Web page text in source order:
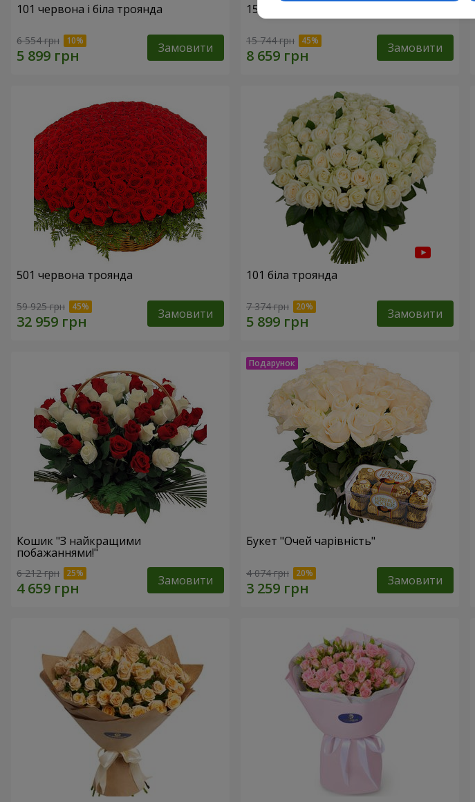
101 червона і біла троянда
6 554 грн Замовити
151 червона троянда
15 744 грн Замовити
501 червона троянда
59 925 грн Замовити
101 біла троянда
7 374 грн Замовити
Кошик "З найкращими
побажаннями!"
6 212 грн Замовити
Букет "Очей чарівність"
4 074 грн Замовити